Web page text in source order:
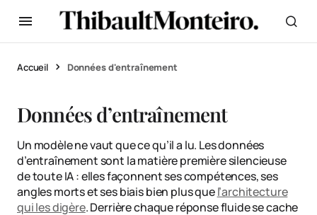
Accueil Données d'entraînement
Données d’entraînement
Un modèle ne vaut que ce qu’il a lu. Les données
d’entraînement sont la matière première silencieuse
de toute IA : elles façonnent ses compétences, ses
angles morts et ses biais bien plus quel’architecture
qui les digère. Derrière chaque réponse fluide se cache